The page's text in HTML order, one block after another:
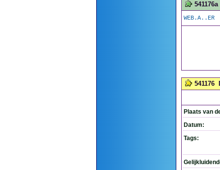
541176a
WEB.A..ER
541176
Plaats van
Datum:
Tags: